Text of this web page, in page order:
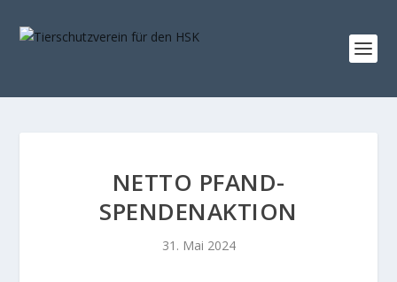
NETTO PFAND-
SPENDENAKTION
31. Mai 2024